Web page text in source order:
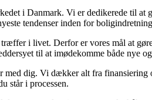
i Danmark. Vi er dedikerede til at
tendenser inden for
i livet. Derfor er vores mål at
til at imødekomme både nye
med dig. Vi dækker alt fra
står i processen.